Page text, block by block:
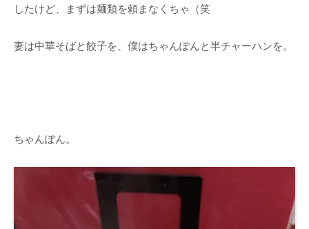
したけど、まずは麺類を頼まなくちゃ（笑
妻は中華そばと餃子を、僕はちゃんぽんと半チャーハンを。
ちゃんぽん。